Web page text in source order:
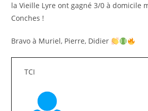
la Vieille Lyre ont gagné 3/0 à domicile
Conches !
Bravo à Muriel, Pierre, Didier
TCI